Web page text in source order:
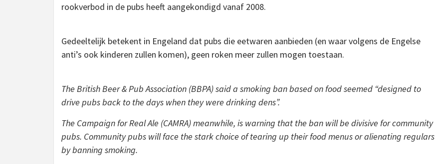
rookverbod in de pubs heeft aangekondigd vanaf 2008.
Gedeeltelijk betekent in Engeland dat pubs die eetwaren aanbieden (en waar volgens de Engelse
anti’s ook kinderen zullen komen), geen roken meer zullen mogen toestaan.
The British Beer & Pub Association (BBPA) said a smoking ban based on food seemed “designed to
drive pubs back to the days when they were drinking dens”.
The Campaign for Real Ale (CAMRA) meanwhile, is warning that the ban will be divisive for community
pubs. Community pubs will face the stark choice of tearing up their food menus or alienating regulars
by banning smoking.